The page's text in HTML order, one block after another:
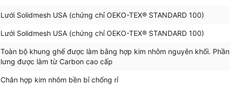
Lưới Solidmesh USA (chứng chỉ OEKO-TEX® STANDARD 100)
Lưới Solidmesh USA (chứng chỉ OEKO-TEX® STANDARD 100)
Toàn bộ khung ghế được làm bằng hợp kim nhôm nguyên khối. Phần
lưng được làm từ Carbon cao cấp
Chân hợp kim nhôm bền bỉ chống rỉ